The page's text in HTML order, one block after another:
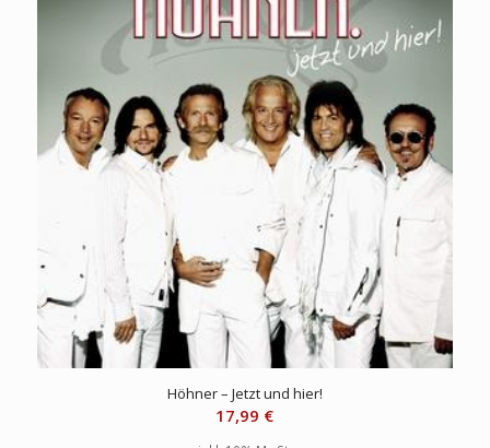
Höhner – Jetzt und hier!
17,99 €